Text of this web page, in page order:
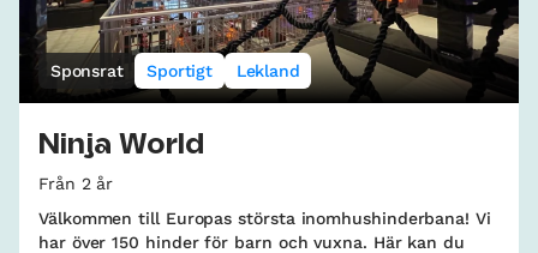
Sponsrat Sportigt Lekland
Ninja World
Från 2 år
Välkommen till Europas största inomhushinderbana! Vi
har över 150 hinder för barn och vuxna. Här kan du